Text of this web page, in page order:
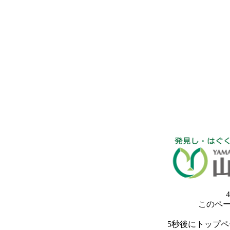
このペ
5秒後にトップ